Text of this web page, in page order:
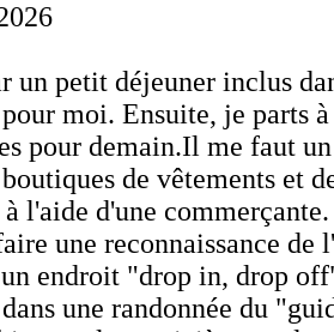
un petit déjeuner inclus
moi. Ensuite, je parts
pour demain.Il me faut
de vêtements et
l'aide d'une commerçante.
une reconnaissance
endroit "drop in, drop
une randonnée du